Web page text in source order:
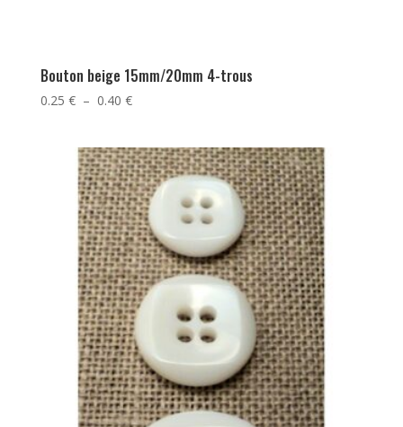
Bouton beige 15mm/20mm 4-trous
0.25 € – 0.40 €Plage
0.25 €
à
0.40 €